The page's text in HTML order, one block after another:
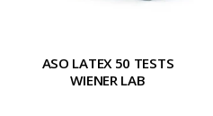
ASO LATEX 50 TESTS
WIENER LAB